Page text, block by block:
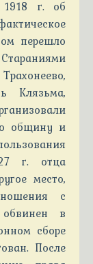
1918 г. об
перешло
Клязьма,
общину и
г. отца
место,
с
в
сборе
После